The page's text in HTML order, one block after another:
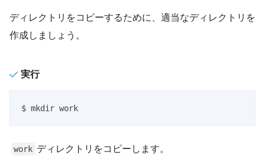
ディレクトリをコピーするために、適当なディレクトリを
作成しましょう。
実行
$ mkdir work
work ディレクトリをコピーします。